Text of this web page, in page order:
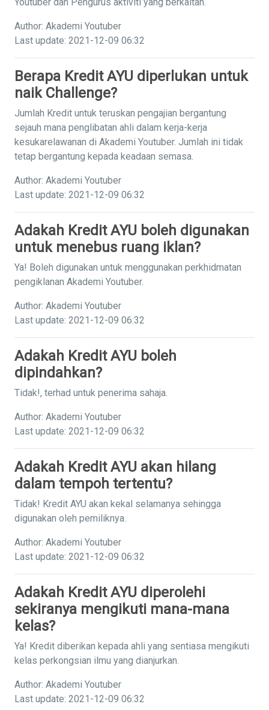
Author: Akademi Youtuber
Last update: 2021-12-09 06:32
Berapa Kredit AYU diperlukan untuk
naik Challenge?
Jumlah Kredit untuk teruskan pengajian bergantung
sejauh mana penglibatan ahli dalam kerja-kerja
kesukarelawanan di Akademi Youtuber. Jumlah ini tidak
tetap bergantung kepada keadaan semasa.
Author: Akademi Youtuber
Last update: 2021-12-09 06:32
Adakah Kredit AYU boleh digunakan
untuk menebus ruang iklan?
Ya! Boleh digunakan untuk menggunakan perkhidmatan
pengiklanan Akademi Youtuber.
Author: Akademi Youtuber
Last update: 2021-12-09 06:32
Adakah Kredit AYU boleh
dipindahkan?
Tidak!, terhad untuk penerima sahaja.
Author: Akademi Youtuber
Last update: 2021-12-09 06:32
Adakah Kredit AYU akan hilang
dalam tempoh tertentu?
Tidak! Kredit AYU akan kekal selamanya sehingga
digunakan oleh pemiliknya.
Author: Akademi Youtuber
Last update: 2021-12-09 06:32
Adakah Kredit AYU diperolehi
sekiranya mengikuti mana-mana
kelas?
Ya! Kredit diberikan kepada ahli yang sentiasa mengikuti
kelas perkongsian ilmu yang dianjurkan.
Author: Akademi Youtuber
Last update: 2021-12-09 06:32